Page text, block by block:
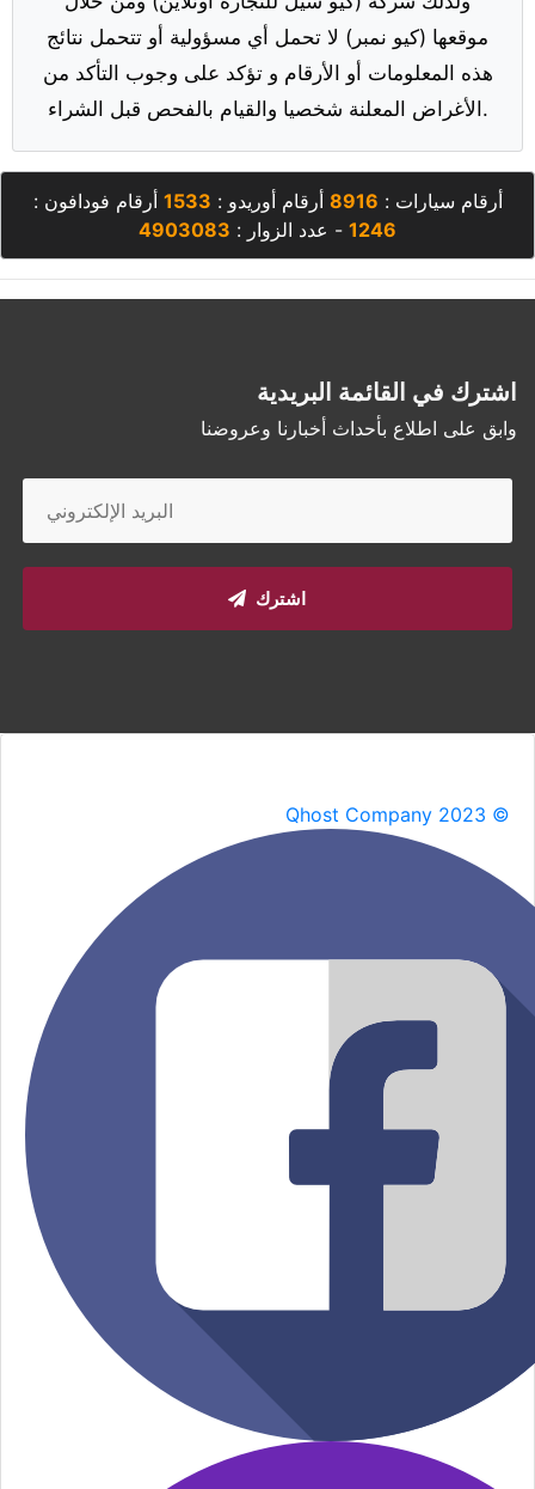
موقعها (كيو نمبر) لا تحمل أي مسؤولية أو تتحمل نتائج
هذه المعلومات أو الأرقام و تؤكد على وجوب التأكد من
الأغراض المعلنة شخصيا والقيام بالفحص قبل الشراء.
أرقام سيارات : 8916 أرقام أوريدو : 1533 أرقام فودافون :
1246 - عدد الزوار : 4903083
اشترك في القائمة البريدية
وابق على اطلاع بأحداث أخبارنا وعروضنا
اشترك
Qhost Company 2023 ©